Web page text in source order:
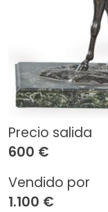
Precio salida
600 €
Vendido por
1.100 €